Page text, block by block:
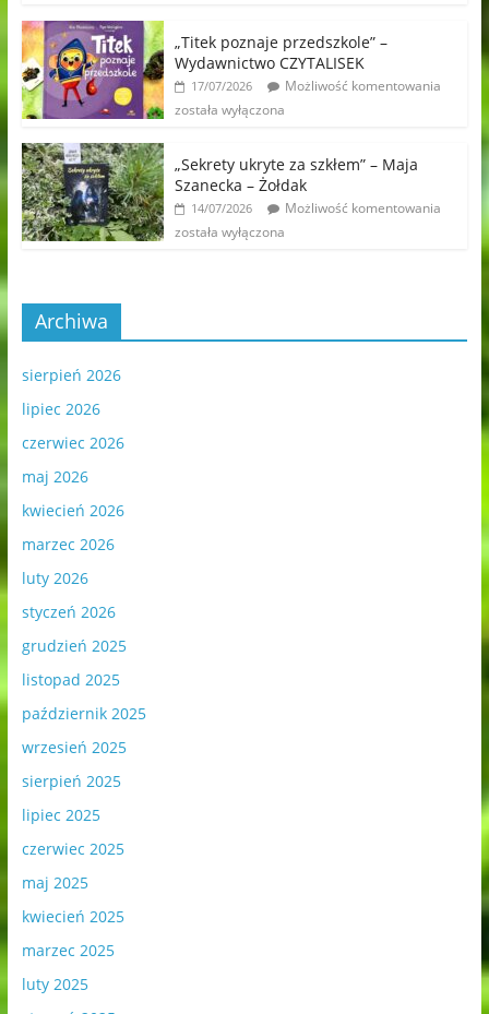
„Titek poznaje przedszkole” –
Wydawnictwo CZYTALISEK
17/07/2026
Możliwość komentowania
została wyłączona
„Sekrety ukryte za szkłem” – Maja
Szanecka – Żołdak
14/07/2026
Możliwość komentowania
została wyłączona
Archiwa
sierpień 2026
lipiec 2026
czerwiec 2026
maj 2026
kwiecień 2026
marzec 2026
luty 2026
styczeń 2026
grudzień 2025
listopad 2025
październik 2025
wrzesień 2025
sierpień 2025
lipiec 2025
czerwiec 2025
maj 2025
kwiecień 2025
marzec 2025
luty 2025